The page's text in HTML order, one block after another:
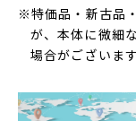
※特価品・新古品
が、本体に微細
場合がございます